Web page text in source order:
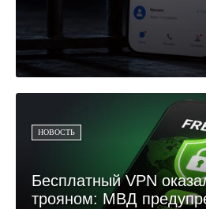
НОВОСТЬ
Бесплатный VPN
трояном: МВД